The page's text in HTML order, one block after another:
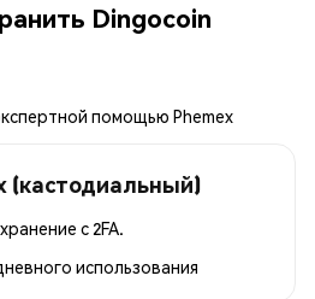
Dingocoin
помощью Phemex
(кастодиальный)
с 2FA.
использования